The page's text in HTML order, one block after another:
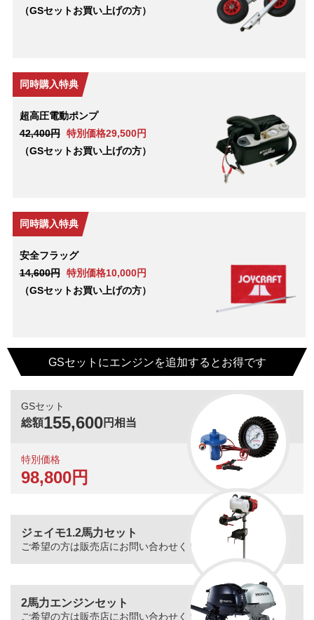
（GSセットお買い上げの方）
同時購入特典
超高圧電動ポンプ
42,400円 特別価格29,500円
（GSセットお買い上げの方）
同時購入特典
安全フラッグ
14,600円 特別価格10,000円
（GSセットお買い上げの方）
GSセットにエンジンを追加するとお得です
GSセット
総額155,600円相当
特別価格
98,800円
ジェイモ1.2馬力セット
ご希望の方は販売店にお問い合わせください。
2馬力エンジンセット
ご希望の方は販売店にお問い合わせください。